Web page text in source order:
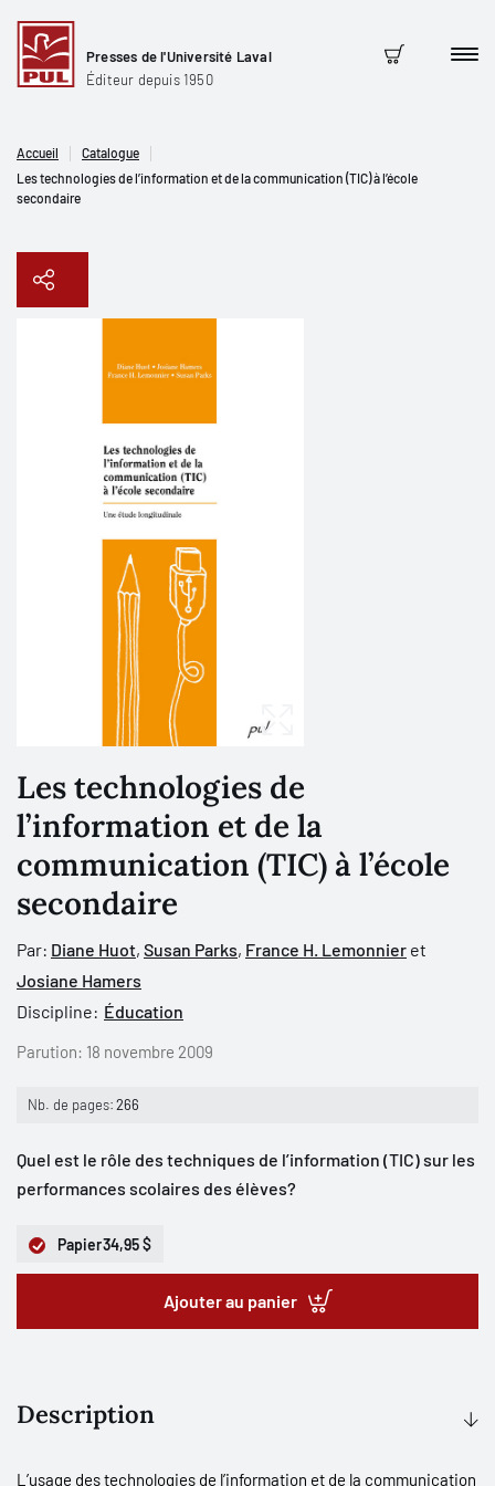
Presses de l'Université Laval
Éditeur depuis 1950
Panier
Accueil
Catalogue
Les technologies de l’information et de la communication (TIC) à l’école
secondaire
Les technologies de
l’information et de la
communication (TIC) à l’école
secondaire
Par: Diane Huot, Susan Parks, France H. Lemonnier et
Josiane Hamers
Discipline: Éducation
Parution: 18 novembre 2009
Nb. de pages:266
Quel est le rôle des techniques de l’information (TIC) sur les
performances scolaires des élèves?
Papier34,95 $
Ajouter au panier
Description
L’usage des technologies de l’information et de la communication